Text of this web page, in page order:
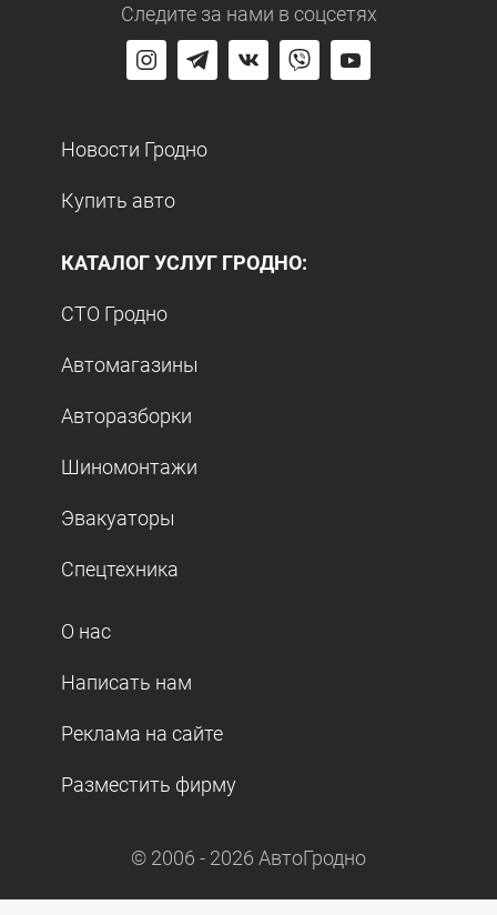
Следите за нами в соцсетях
Новости Гродно
Купить авто
КАТАЛОГ УСЛУГ ГРОДНО:
СТО Гродно
Автомагазины
Авторазборки
Шиномонтажи
Эвакуаторы
Спецтехника
О нас
Написать нам
Реклама на сайте
Разместить фирму
© 2006 - 2026 АвтоГродно